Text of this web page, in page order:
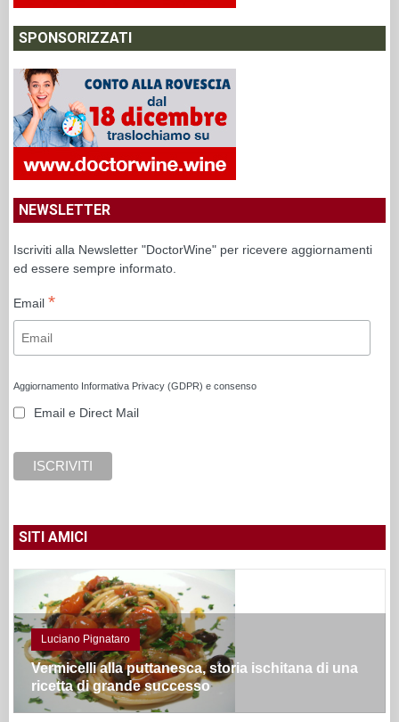
SPONSORIZZATI
NEWSLETTER
Iscriviti alla Newsletter "DoctorWine" per ricevere aggiornamenti
ed essere sempre informato.
Email *
Aggiornamento Informativa Privacy (GDPR) e consenso
Email e Direct Mail
SITI AMICI
Luciano Pignataro
Vermicelli alla puttanesca, storia ischitana di una
ricetta di grande successo